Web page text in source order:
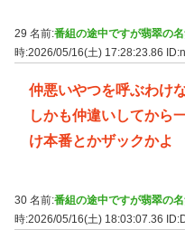
29 名前:番組の途中ですが翡翠の
時:2026/05/16(土) 17:28:23.86
仲悪いやつを呼ぶわけ
しかも仲違いしてから
け本番とかザックかよ
30 名前:番組の途中ですが翡翠の
時:2026/05/16(土) 18:03:07.36